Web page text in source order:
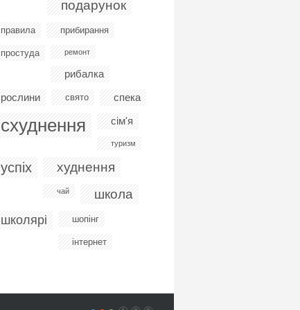
подарунок
правила прибирання
простуда ремонт
рибалка
рослини
свято спека
схуднення сім'я
туризм
успіх худнення
чай школа
школярі шопінг
інтернет